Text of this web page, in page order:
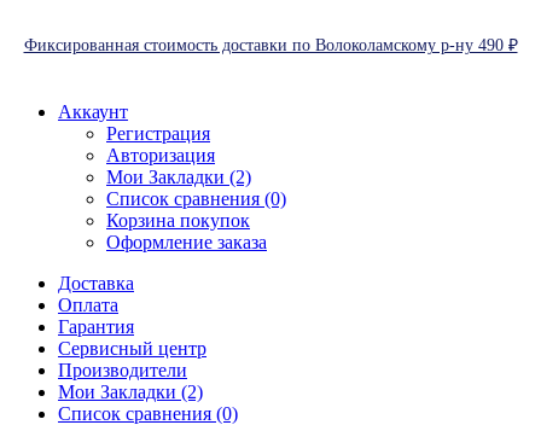
Фиксированная стоимость доставки по Волоколамскому р-ну 490 ₽
Аккаунт
Регистрация
Авторизация
Мои Закладки (2)
Список сравнения (0)
Корзина покупок
Оформление заказа
Доставка
Оплата
Гарантия
Сервисный центр
Производители
Мои Закладки (2)
Список сравнения (0)